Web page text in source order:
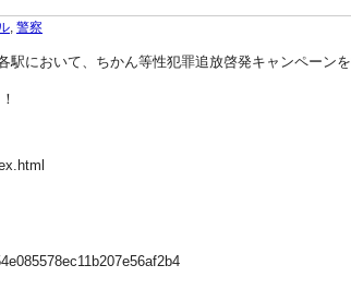
警察
において、ちかん等性犯罪追放啓発キャンペーン